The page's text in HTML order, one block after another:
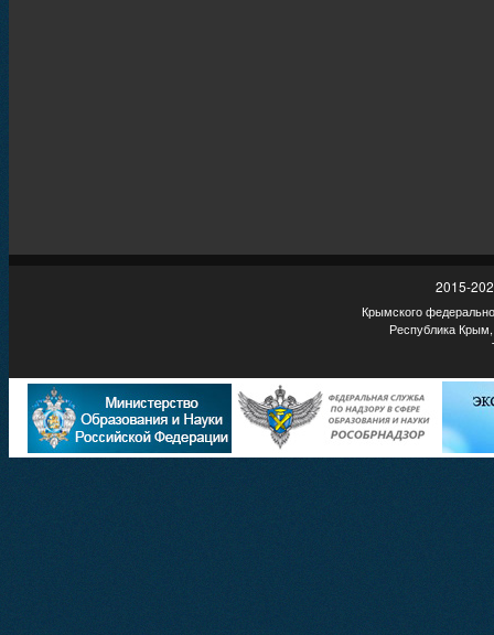
2015-
Крымского
Республика